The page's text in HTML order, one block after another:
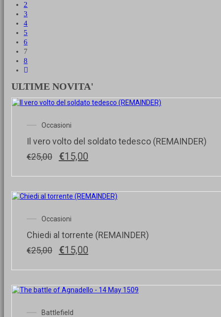
2
3
4
5
6
7
8
ULTIME NOVITA'
Occasioni
Il vero volto del soldato tedesco (REMAINDER)
€25,00
Il
originale
€25,00.
€15,00
attuale
€15,00.
Occasioni
Chiedi al torrente (REMAINDER)
€25,00
Il
originale
€25,00.
€15,00
attuale
€15,00.
Battlefield